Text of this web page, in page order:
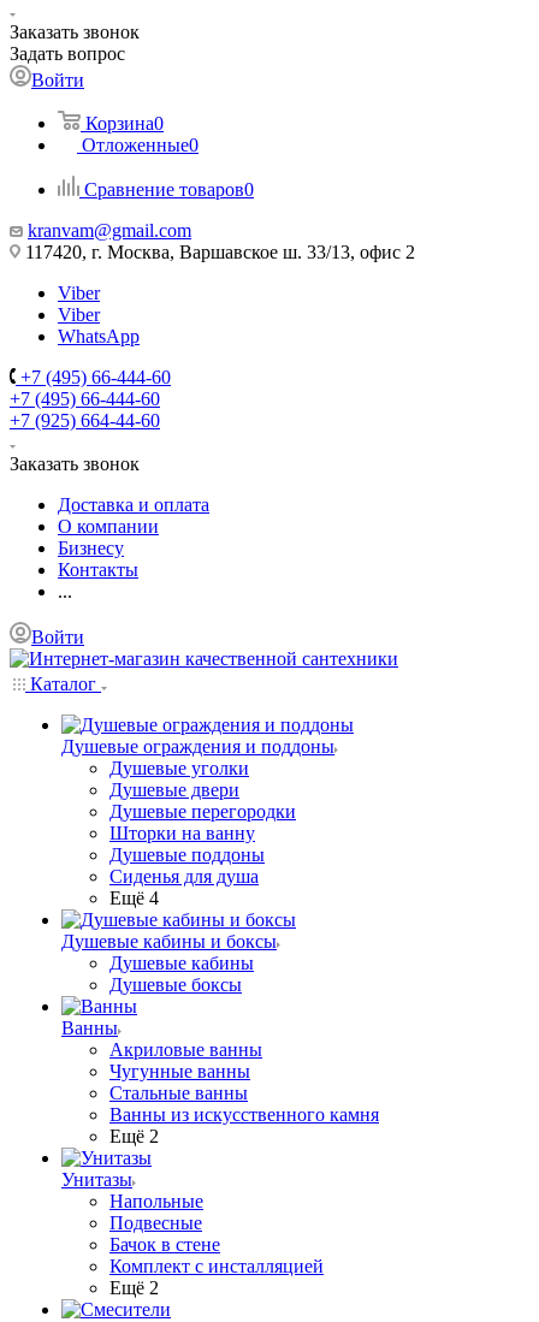
Заказать звонок
Задать вопрос
Войти
Корзина0
Отложенные0
Сравнение товаров0
kranvam@gmail.com
117420, г. Москва, Варшавское ш. 33/13, офис 2
Viber
Viber
WhatsApp
+7 (495) 66-444-60
+7 (495) 66-444-60
+7 (925) 664-44-60
Заказать звонок
Доставка и оплата
О компании
Бизнесу
Контакты
...
Войти
Каталог
Душевые ограждения и поддоны
Душевые уголки
Душевые двери
Душевые перегородки
Шторки на ванну
Душевые поддоны
Сиденья для душа
Ещё 4
Душевые кабины и боксы
Душевые кабины
Душевые боксы
Ванны
Акриловые ванны
Чугунные ванны
Стальные ванны
Ванны из искусственного камня
Ещё 2
Унитазы
Напольные
Подвесные
Бачок в стене
Комплект с инсталляцией
Ещё 2